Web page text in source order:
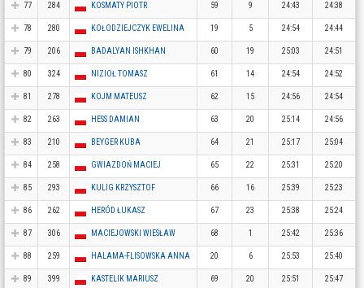
77 284 KOSMATY PIOTR 59 9 24:43 24:38
78 280 KOŁODZIEJCZYK EWELINA 19 5 24:54 24:44
79 206 BADALYAN ISHKHAN 60 19 25:03 24:51
80 324 NIZIOŁ TOMASZ 61 14 24:54 24:52
81 278 KOJM MATEUSZ 62 15 24:56 24:54
82 263 HESS DAMIAN 63 20 25:14 24:56
83 210 BEYGER KUBA 64 21 25:17 25:04
84 258 GWIAZDOŃ MACIEJ 65 22 25:31 25:20
85 293 KULIG KRZYSZTOF 66 16 25:39 25:23
86 262 HERÓD ŁUKASZ 67 23 25:38 25:24
87 306 MACIEJOWSKI WIESŁAW 68 1 25:42 25:36
88 259 HALAMA-FLISOWSKA ANNA 20 6 25:53 25:40
89 399 KASTELIK MARIUSZ 69 20 25:51 25:47